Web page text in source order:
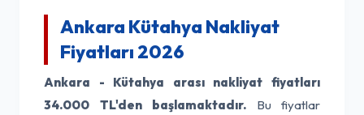
Ankara Kütahya Nakliyat
Fiyatları 2026
Ankara - Kütahya arası nakliyat fiyatları
34.000 TL'den başlamaktadır. Bu fiyatlar